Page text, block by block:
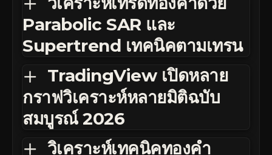
Parabolic SAR และ
Supertrend เทคนิคตามเทรน
TradingView เปิดหลาย
กราฟวิเคราะห์หลายมิติฉบับ
สมบูรณ์ 2026
วิเคราะห์เทคนิคทองคำ